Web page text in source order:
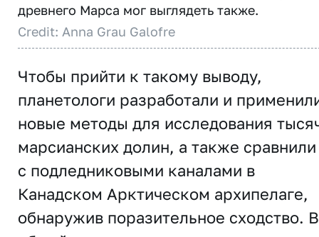
древнего Марса мог выглядеть также.
Credit: Anna Grau Galofre
Чтобы прийти к такому выводу,
планетологи разработали и
новые методы для исследования
марсианских долин, а также
с подледниковыми каналами в
Канадском Арктическом архипелаге,
обнаружив поразительное сходство. В